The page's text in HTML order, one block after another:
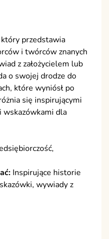
przedstawia
i twórców znanych
z założycielem lub
o swojej drodze do
które wyniósł po
się inspirującymi
wskazówkami dla
Inspirujące historie
wywiady z